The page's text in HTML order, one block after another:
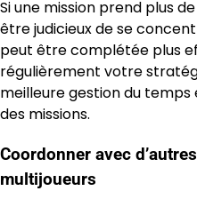
Si une mission prend plus
être judicieux de se
peut être complétée plus
régulièrement votre
meilleure gestion du
des missions.
Coordonner avec
multijoueurs